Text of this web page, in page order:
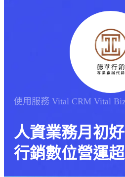
使用服務 Vital CRM Vital
人資業務月初
行銷數位營運